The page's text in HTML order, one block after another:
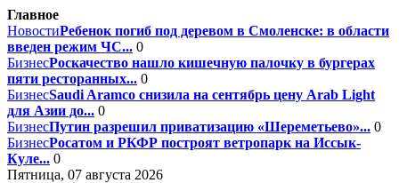
Главное
НовостиРебенок погиб под деревом в Смоленске: в области
введен режим ЧС... 0
БизнесРоскачество нашло кишечную палочку в бургерах
пяти ресторанных... 0
БизнесSaudi Aramco снизила на сентябрь цену Arab Light
для Азии до... 0
БизнесПутин разрешил приватизацию «Шереметьево»... 0
БизнесРосатом и РКФР построят ветропарк на Иссык-
Куле... 0
Пятница, 07 августа 2026